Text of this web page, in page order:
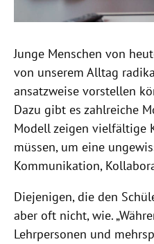
Junge Menschen von
von unserem Alltag
ansatzweise vorstellen
Dazu gibt es zahlreiche
Modell zeigen vielfältige
müssen, um eine
Kommunikation,
Diejenigen, die den
aber oft nicht, wie.
Lehrpersonen und